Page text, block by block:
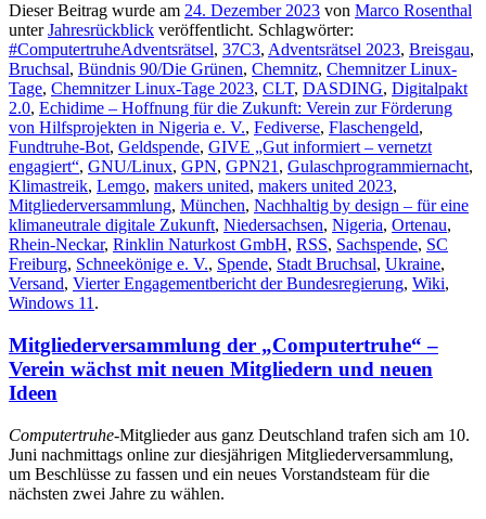
Dieser Beitrag wurde am 24. Dezember 2023 von Marco Rosenthal
unterJahresrückblick veröffentlicht. Schlagwörter:
#ComputertruheAdventsrätsel, 37C3, Adventsrätsel 2023, Breisgau,
Bruchsal, Bündnis 90/Die Grünen, Chemnitz, Chemnitzer Linux-
Tage, Chemnitzer Linux-Tage 2023, CLT, DASDING, Digitalpakt
2.0, Echidime – Hoffnung für die Zukunft: Verein zur Förderung
von Hilfsprojekten in Nigeria e. V., Fediverse, Flaschengeld,
Fundtruhe-Bot, Geldspende, GIVE „Gut informiert – vernetzt
engagiert“, GNU/Linux, GPN, GPN21 , Gulaschprogrammiernacht,
Klimastreik, Lemgo, makers united, makers united 2023,
Mitgliederversammlung, München, Nachhaltig by design – für eine
klimaneutrale digitale Zukunft, Niedersachsen, Nigeria, Ortenau,
Rhein-Neckar, Rinklin Naturkost GmbH, RSS, Sachspende, SC
Freiburg, Schneekönige e. V., Spende, Stadt Bruchsal, Ukraine,
Versand, Vierter Engagementbericht der Bundesregierung, Wiki,
Windows 11 .
Mitgliederversammlung der „Computertruhe“ –
Verein wächst mit neuen Mitgliedern und neuen
Ideen
Computertruhe-Mitglieder aus ganz Deutschland trafen sich am 10.
Juni nachmittags online zur diesjährigen Mitgliederversammlung,
um Beschlüsse zu fassen und ein neues Vorstandsteam für die
nächsten zwei Jahre zu wählen.